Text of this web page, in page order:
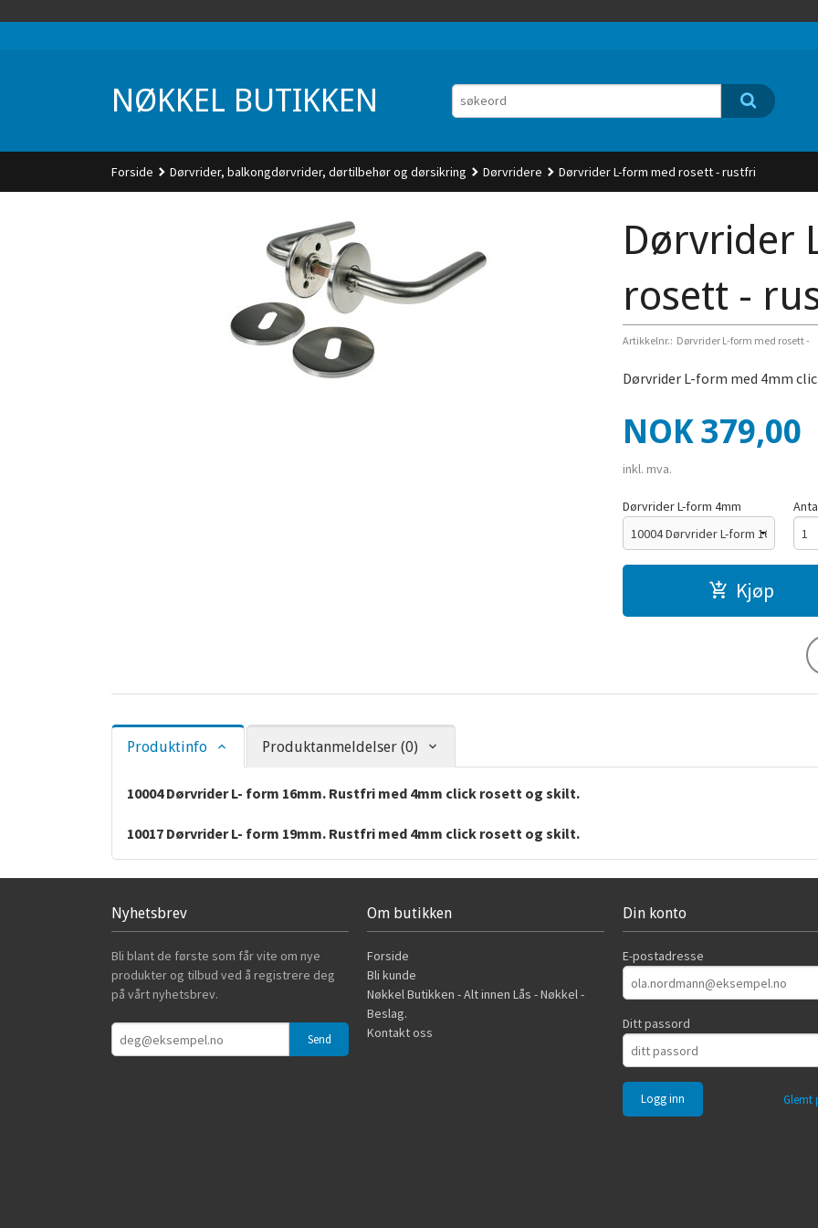
NØKKEL BUTIKKEN
Forside Dørvrider, balkongdørvrider, dørtilbehør og dørsikring Dørvridere Dørvrider L-form med rosett - rustfri
Dørvrider
rosett -
Artikkelnr.: Dørvrider L-form med rosett -
Dørvrider L-form med 4mm
Pris
NOK379,00
inkl. mva.
Dørvrider L-form 4mm
Kjøp
Produktinfo Produktanmeldelser (0)
10004 Dørvrider L- form 16mm. Rustfri med 4mm click rosett og skilt.
10017 Dørvrider L- form 19mm. Rustfri med 4mm click rosett og skilt.
Nyhetsbrev
Bli blant de første som får vite om nye
produkter og tilbud ved å registrere deg
på vårt nyhetsbrev.
Om butikken
Forside
Bli kunde
Nøkkel Butikken - Alt innen Lås - Nøkkel -
Beslag.
Kontakt oss
Din konto
E-postadresse
Ditt passord
Glemt